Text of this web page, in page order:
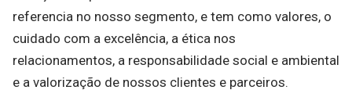
referencia no nosso segmento, e tem como valores, o
cuidado com a excelência, a ética nos
relacionamentos, a responsabilidade social e ambiental
e a valorização de nossos clientes e parceiros.